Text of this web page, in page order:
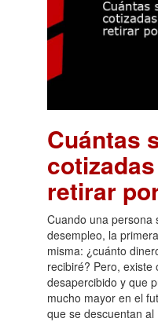
Cuántas
retirar
Cuando una persona
desempleo, la
misma: ¿cuánto
recibiré? Pero,
desapercibido y que
mucho mayor en el
que se descuentan